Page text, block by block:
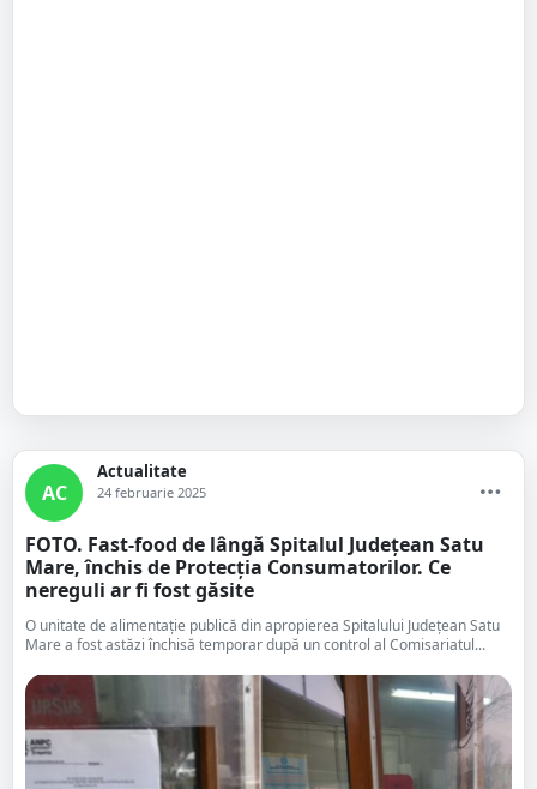
AC
Actualitate
24 februarie 2025
FOTO. Fast-food de lângă Spitalul Județean Satu
Mare, închis de Protecția Consumatorilor. Ce
nereguli ar fi fost găsite
O unitate de alimentație publică din apropierea Spitalului Județean Satu
Mare a fost astăzi închisă temporar după un control al Comisariatul...